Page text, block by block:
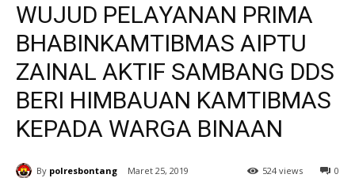
WUJUD PELAYANAN PRIMA
BHABINKAMTIBMAS AIPTU
ZAINAL AKTIF SAMBANG DDS
BERI HIMBAUAN KAMTIBMAS
KEPADA WARGA BINAAN
By polresbontang Maret 25, 2019 0
524 views